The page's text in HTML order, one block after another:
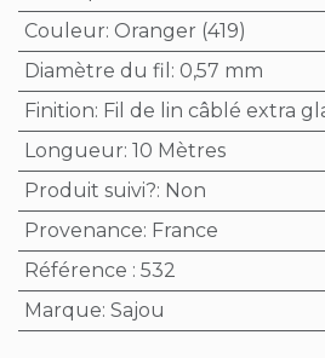
Couleur: Oranger (419)
Diamètre du fil : 0,57 mm
Finition: Fil de lin câblé extra
Longueur: 10 Mètres
Produit suivi?: Non
Provenance: France
Référence : 532
Marque: Sajou